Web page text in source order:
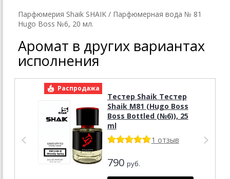
Парфюмерия Shaik SHAIK / Парфюмерная вода № 81
Hugo Boss №6, 20 мл.
Аромат в других вариантах
исполнения
Распродажа
Тестер Shaik Тестер
Shaik M81 (Hugo Boss
Boss Bottled (№6)), 25
ml
1 отзыв
790 руб.